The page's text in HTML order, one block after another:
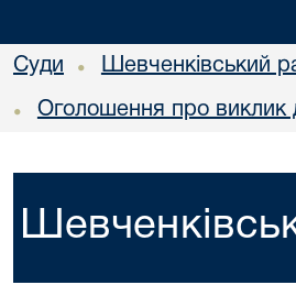
Суди • Шевченківський
• Оголошення про виклик